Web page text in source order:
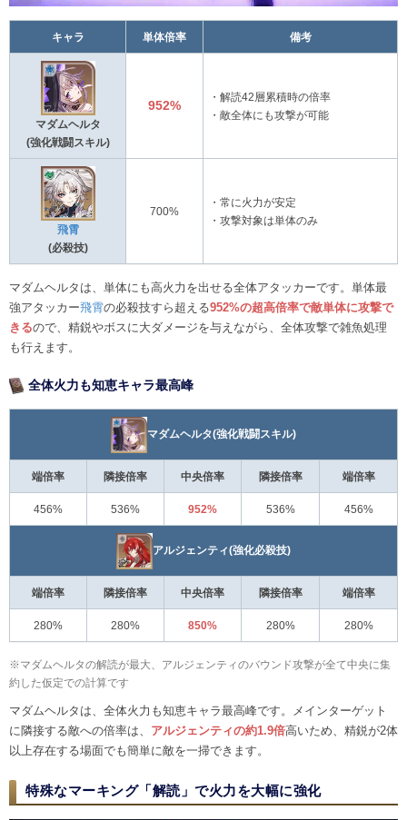
キャラ 単体倍率 備考
マダムヘルタ
(強化戦闘スキル)
952%
・解読42層累積時の倍率
・敵全体にも攻撃が可能
飛霄
(必殺技)
700%
・常に火力が安定
・攻撃対象は単体のみ
マダムヘルタは、単体にも高火力を出せる全体アタッカーです。単体最
強アタッカー飛霄の必殺技すら超える952%の超高倍率で敵単体に攻撃で
きるので、精鋭やボスに大ダメージを与えながら、全体攻撃で雑魚処理
も行えます。
全体火力も知恵キャラ最高峰
マダムヘルタ(強化戦闘スキル)
端倍率 隣接倍率 中央倍率 隣接倍率 端倍率
456% 536% 952% 536% 456%
アルジェンティ(強化必殺技)
端倍率 隣接倍率 中央倍率 隣接倍率 端倍率
280% 280% 850% 280% 280%
※マダムヘルタの解読が最大、アルジェンティのバウンド攻撃が全て中央に集
約した仮定での計算です
マダムヘルタは、全体火力も知恵キャラ最高峰です。メインターゲット
に隣接する敵への倍率は、 アルジェンティの約1.9倍高いため、精鋭が2体
以上存在する場面でも簡単に敵を一掃できます。
特殊なマーキング「解読」で火力を大幅に強化